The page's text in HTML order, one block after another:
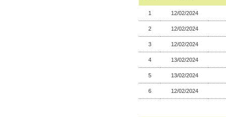
1 12/02/2024
2 12/02/2024
3 12/02/2024
4 13/02/2024
5 13/02/2024
6 12/02/2024